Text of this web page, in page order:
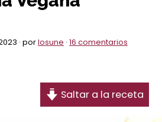
· porIosune · 16 comentarios
Saltar a la receta